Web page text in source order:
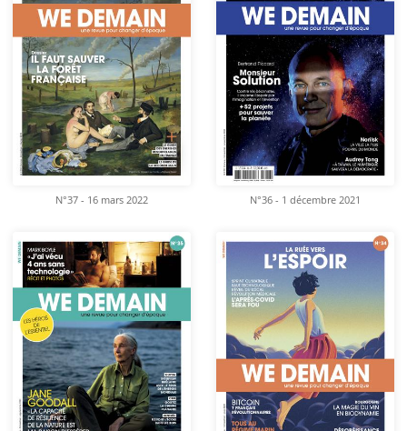
N°37 - 16 mars 2022 N°36 - 1 décembre 2021